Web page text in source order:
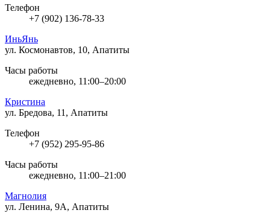
Телефон
+7 (902) 136-78-33
ИньЯнь
ул. Космонавтов, 10, Апатиты
Часы работы
ежедневно, 11:00–20:00
Кристина
ул. Бредова, 11, Апатиты
Телефон
+7 (952) 295-95-86
Часы работы
ежедневно, 11:00–21:00
Магнолия
ул. Ленина, 9А, Апатиты